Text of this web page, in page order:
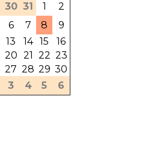
30 31 1
2
6 7 8
9
13 14 15
16
20 21 22 23
27 28 29 30
3 4 5 6